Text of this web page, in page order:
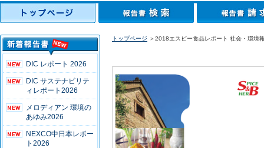
DIC レポート 2026
DIC サステナビリテ
ィレポート2026
メロディアン 環境の
あゆみ2026
NEXCO中日本レポー
ト2026
トップページ ＞2018エスビー食品レポート 社会・環境